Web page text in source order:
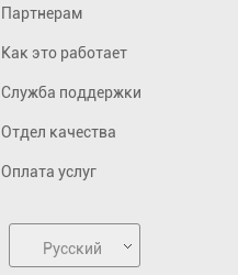
Партнерам
Как это работает
Служба поддержки
Отдел качества
Оплата услуг
Русский